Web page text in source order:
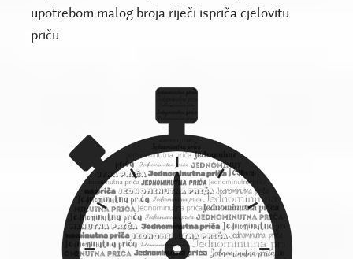
upotrebom malog broja riječi ispriča cjelovitu
priču.